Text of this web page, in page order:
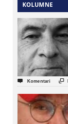
KOLUMNE
 Komentari 